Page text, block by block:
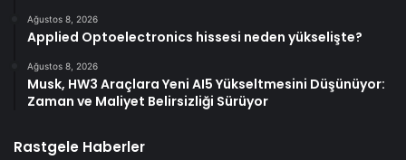
Ağustos 8, 2026
Applied Optoelectronics hissesi neden yükselişte?
Ağustos 8, 2026
Musk, HW3 Araçlara Yeni AI5 Yükseltmesini Düşünüyor:
Zaman ve Maliyet Belirsizliği Sürüyor
Rastgele Haberler